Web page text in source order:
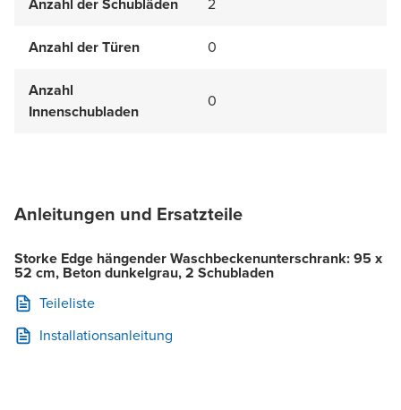
Anzahl der Türen 0
Anzahl
Innenschubladen
0
Anleitungen und Ersatzteile
Storke Edge hängender Waschbeckenunterschrank: 95 x
52 cm, Beton dunkelgrau, 2 Schubladen
Teileliste
Installationsanleitung